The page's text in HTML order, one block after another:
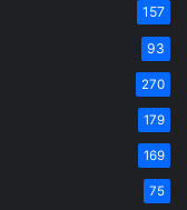
157
93
270
179
169
75